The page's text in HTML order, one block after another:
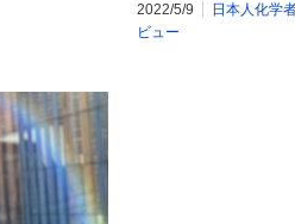
2022/5/9 日本人化学
ビュー